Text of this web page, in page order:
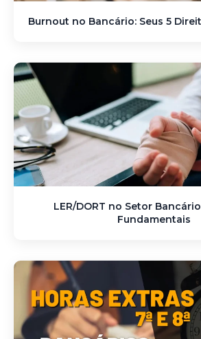
Burnout no Bancário: Seus 5
LER/DORT no Setor
Fundamentais